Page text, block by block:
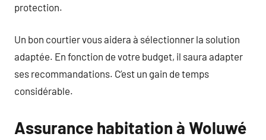
protection.
Un bon courtier vous aidera à sélectionner la solution
adaptée. En fonction de votre budget, il saura adapter
ses recommandations. C’est un gain de temps
considérable.
Assurance habitation à Woluwé